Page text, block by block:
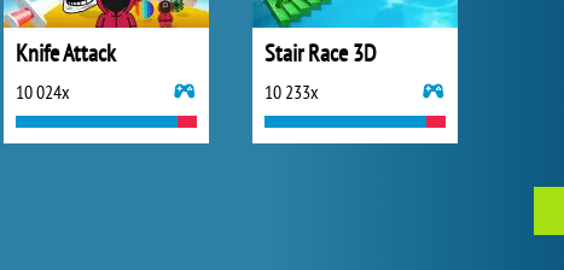
Knife Attack
10 024x
Stair Race 3D
10 233x